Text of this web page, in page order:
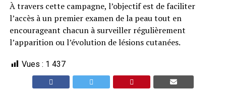
À travers cette campagne, l’objectif est de faciliter
l’accès à un premier examen de la peau tout en
encourageant chacun à surveiller régulièrement
l’apparition ou l’évolution de lésions cutanées.
Vues : 1 437